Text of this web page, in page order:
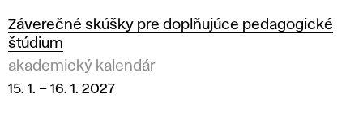
Záverečné skúšky pre doplňujúce pedagogické
štúdium
akademický kalendár
15. 1. – 16. 1. 2027